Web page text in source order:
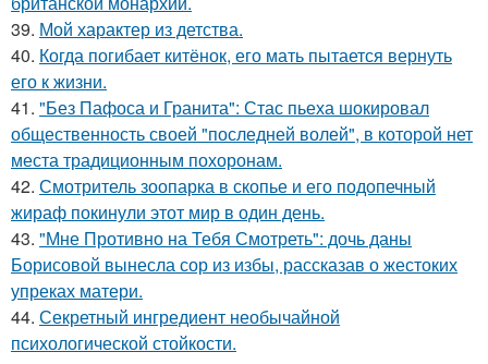
39. Мой характер из детства.
40. Когда погибает китёнок, его мать пытается вернуть
его к жизни.
41. "Без Пафоса и Гранита": Стас пьеха шокировал
общественность своей "последней волей", в которой нет
места традиционным похоронам.
42. Смотритель зоопарка в скопье и его подопечный
жираф покинули этот мир в один день.
43. "Мне Противно на Тебя Смотреть": дочь даны
Борисовой вынесла сор из избы, рассказав о жестоких
упреках матери.
44. Секретный ингредиент необычайной
психологической стойкости.